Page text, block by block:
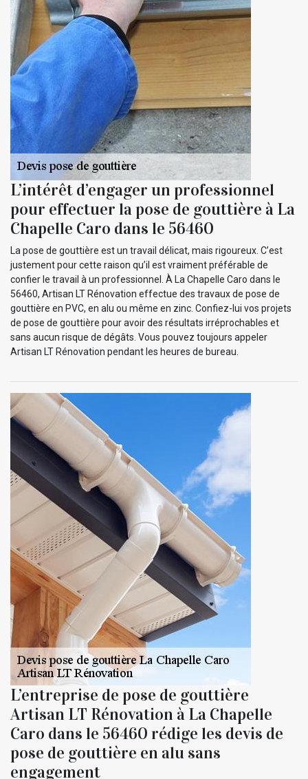
L’intérêt d’engager un professionnel
pour effectuer la pose de gouttière à La
Chapelle Caro dans le 56460
La pose de gouttière est un travail délicat, mais rigoureux. C’est
justement pour cette raison qu’il est vraiment préférable de
confier le travail à un professionnel. À La Chapelle Caro dans le
56460, Artisan LT Rénovation effectue des travaux de pose de
gouttière en PVC, en alu ou même en zinc. Confiez-lui vos projets
de pose de gouttière pour avoir des résultats irréprochables et
sans aucun risque de dégâts. Vous pouvez toujours appeler
Artisan LT Rénovation pendant les heures de bureau.
L’entreprise de pose de gouttière
Artisan LT Rénovation à La Chapelle
Caro dans le 56460 rédige les devis de
pose de gouttière en alu sans
engagement